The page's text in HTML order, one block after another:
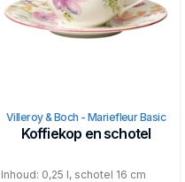
Villeroy & Boch - Mariefleur Basic
Koffiekop en schotel
Inhoud: 0,25 l, schotel 16 cm